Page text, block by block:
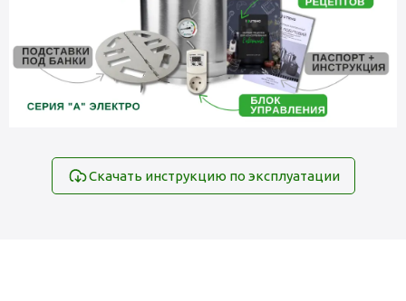
Скачать инструкцию по эксплуатации